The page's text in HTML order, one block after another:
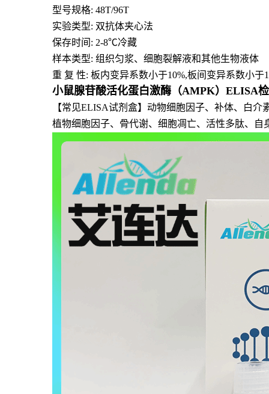
型号规格: 48T/96T
实验类型: 双抗体夹心法
保存时间: 2-8℃冷藏
样本类型: 组织匀浆、细胞裂解液和其他生物液体
重 复 性: 板内变异系数小于10%,板间变异系数小于
小鼠腺苷酸活化蛋白激酶（AMPK）ELISA
【常见ELISA试剂盒】动物细胞因子、补体、白
植物细胞因子、骨代谢、细胞凋亡、活性多肽、自